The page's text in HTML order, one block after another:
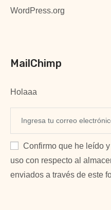
WordPress.org
MailChimp
Holaaa
Confirmo que he leído
uso con respecto al
enviados a través de este